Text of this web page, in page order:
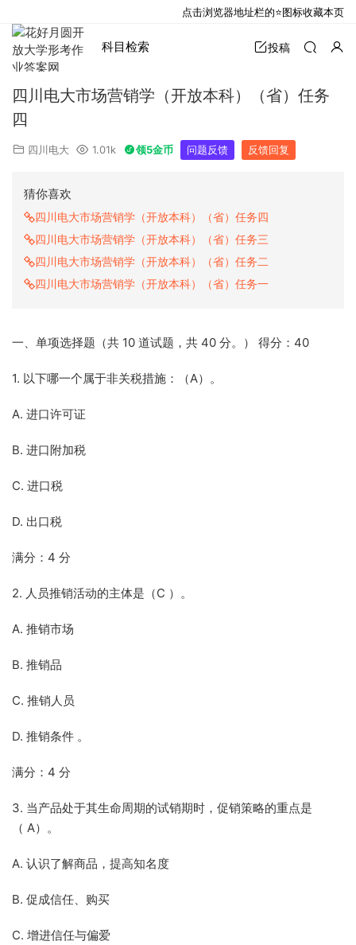
科目检索 投稿
四川电大市场营销学（开放本科）（省）任务
四
四川电大 1.01k 领5金币 问题反馈 反馈回复
猜你喜欢
四川电大市场营销学（开放本科）（省）任务四
四川电大市场营销学（开放本科）（省）任务三
四川电大市场营销学（开放本科）（省）任务二
四川电大市场营销学（开放本科）（省）任务一
一、单项选择题（共 10 道试题，共 40 分。） 得分：40
1. 以下哪一个属于非关税措施：（A）。
A. 进口许可证
B. 进口附加税
C. 进口税
D. 出口税
满分：4 分
2. 人员推销活动的主体是（C ）。
A. 推销市场
B. 推销品
C. 推销人员
D. 推销条件 。
满分：4 分
3. 当产品处于其生命周期的试销期时，促销策略的重点是
（ A）。
A. 认识了解商品，提高知名度
B. 促成信任、购买
C. 增进信任与偏爱
点击浏览器地址栏的⭐图标收藏本页